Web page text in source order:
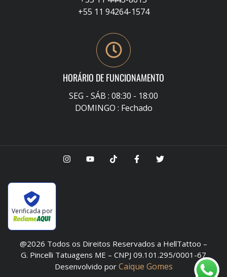
+55 11 94264-1574
HORÁRIO DE FUNCIONAMENTO
SEG - SÁB : 08:30 - 18:00
DOMINGO : Fechado
Verificada por
@2026 Todos os Direitos Reservados a HellTattoo –
G. Pincelli Tatuagens ME – CNPJ 09.101.295/0001-67
Desenvolvido por Caique Gomes